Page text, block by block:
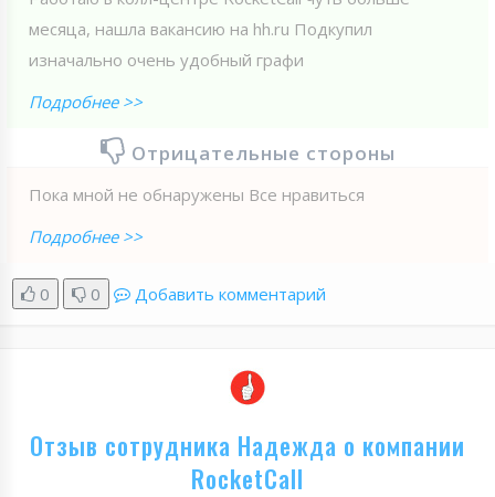
месяца, нашла вакансию на hh.ru Подкупил
изначально очень удобный графи
Подробнее >>
Отрицательные стороны
Пока мной не обнаружены Все нравиться
Подробнее >>
0 0 Добавить комментарий
Отзыв сотрудника Надежда о компании
RocketCall